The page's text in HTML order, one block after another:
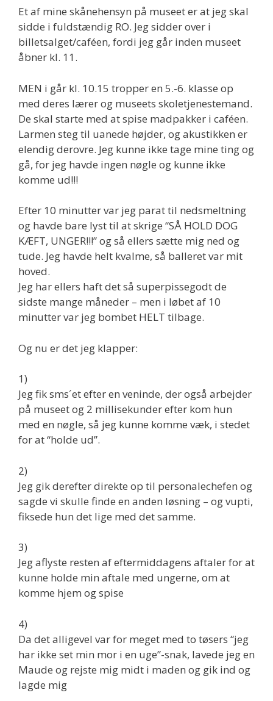
Et af mine skånehensyn på museet er at jeg skal
sidde i fuldstændig RO. Jeg sidder over i
billetsalget/caféen, fordi jeg går inden museet
åbner kl. 11.
MEN i går kl. 10.15 tropper en 5.-6. klasse op
med deres lærer og museets skoletjenestemand.
De skal starte med at spise madpakker i caféen.
Larmen steg til uanede højder, og akustikken er
elendig derovre. Jeg kunne ikke tage mine ting og
gå, for jeg havde ingen nøgle og kunne ikke
komme ud!!!
Efter 10 minutter var jeg parat til nedsmeltning
og havde bare lyst til at skrige “SÅ HOLD DOG
KÆFT, UNGER!!!” og så ellers sætte mig ned og
tude. Jeg havde helt kvalme, så balleret var mit
hoved.
Jeg har ellers haft det så superpissegodt de
sidste mange måneder – men i løbet af 10
minutter var jeg bombet HELT tilbage.
Og nu er det jeg klapper:
1)
Jeg fik sms´et efter en veninde, der også arbejder
på museet og 2 millisekunder efter kom hun
med en nøgle, så jeg kunne komme væk, i stedet
for at “holde ud”.
2)
Jeg gik derefter direkte op til personalechefen og
sagde vi skulle finde en anden løsning – og vupti,
fiksede hun det lige med det samme.
3)
Jeg aflyste resten af eftermiddagens aftaler for at
kunne holde min aftale med ungerne, om at
komme hjem og spise
4)
Da det alligevel var for meget med to tøsers “jeg
har ikke set min mor i en uge”-snak, lavede jeg en
Maude og rejste mig midt i maden og gik ind og
lagde mig